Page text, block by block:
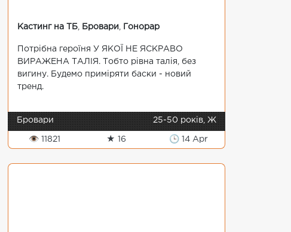
Кастинг на ТБ Бровари Гонорар
Потрібна героїня У ЯКОЇ НЕ ЯСКРАВО
ВИРАЖЕНА ТАЛІЯ. Тобто рівна талія, без
вигину. Будемо приміряти баски - новий
тренд.
Бровари 25-50 років, Ж
👁 11821 ★ 16 🕒 14 Apr